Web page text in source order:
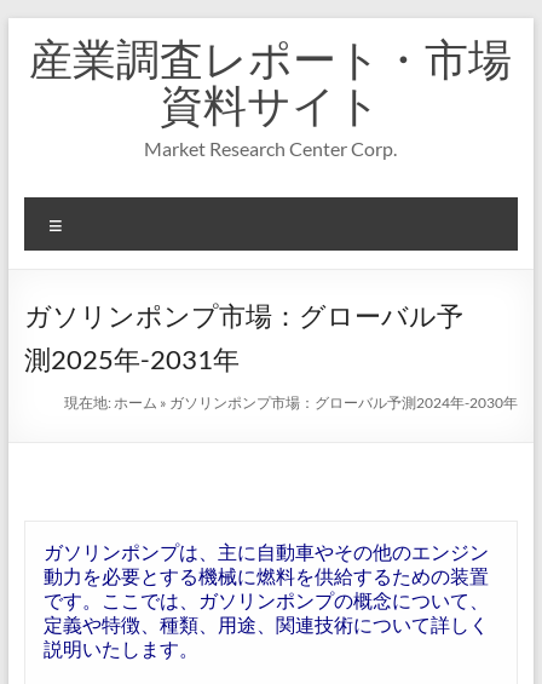
キ
プ
産業調査レポート・市場
資料サイト
Market Research Center Corp.
ニ
ー
ガソリンポンプ市場：グローバル予
測2025年-2031年
現在地:ホーム » ガソリンポンプ市場：グローバル予測2024年-2030年
ガソリンポンプは、主に自動車やその他のエンジン
動力を必要とする機械に燃料を供給するための装置
です。ここでは、ガソリンポンプの概念について、
定義や特徴、種類、用途、関連技術について詳しく
説明いたします。